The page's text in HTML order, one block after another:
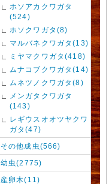
ホソアカクワガタ
(524)
ホソクワガタ(8)
マルバネクワガタ(13)
ミヤマクワガタ(418)
ムナコブクワガタ(14)
ムネツノクワガタ(8)
メンガタクワガタ
(143)
レギウスオオツヤクワ
ガタ(47)
その他成虫(566)
幼虫(2775)
産卵木(11)